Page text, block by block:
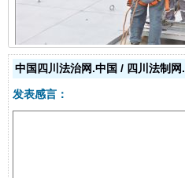
中国四川法治网.中国 / 四川法制网
发表感言：